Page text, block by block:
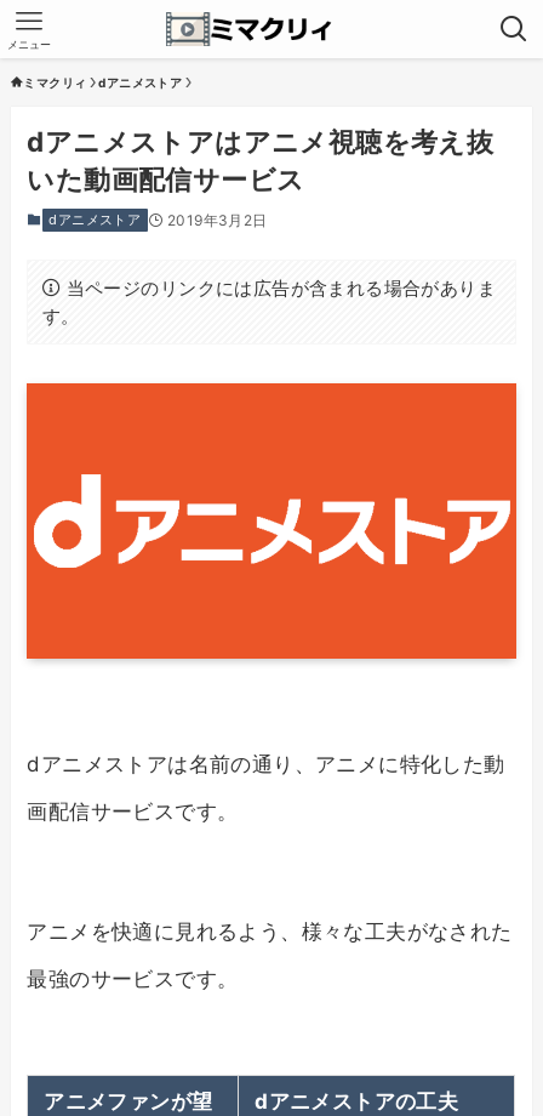
メニュー
ミマクリィ dアニメストア
dアニメストアはアニメ視聴を考え抜
いた動画配信サービス
dアニメストア 2019年3月2日
当ページのリンクには広告が含まれる場合がありま
す。
dアニメストアは名前の通り、アニメに特化した動
画配信サービスです。
アニメを快適に見れるよう、様々な工夫がなされた
最強のサービスです。
アニメファンが望
dアニメストアの工夫